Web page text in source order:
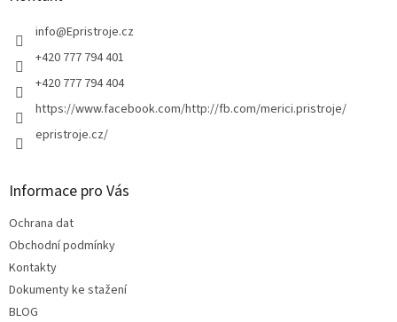
info@Epristroje.cz
+420 777 794 401
+420 777 794 404
https://www.facebook.com/http://fb.com/merici.pristroje/
epristroje.cz/
Informace pro Vás
Ochrana dat
Obchodní podmínky
Kontakty
Dokumenty ke stažení
BLOG